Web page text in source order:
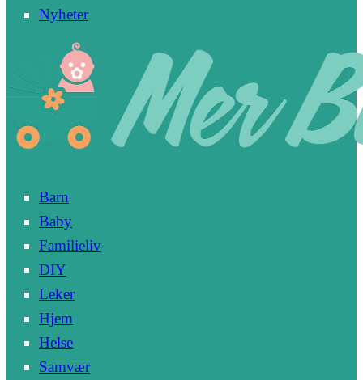
Nyheter
Barn
Baby
Familieliv
DIY
Leker
Hjem
Helse
Samvær